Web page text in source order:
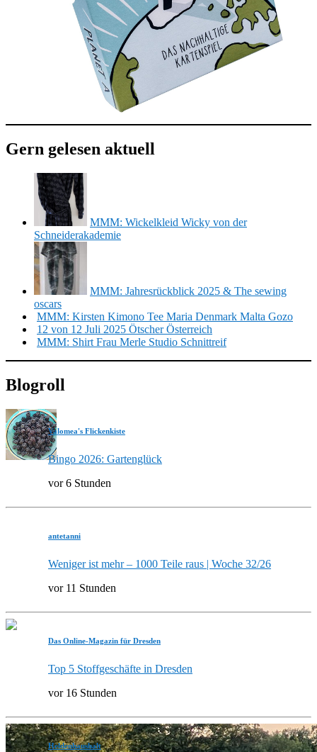
Gern gelesen aktuell
MMM: Wickelkleid Wicky von der
Schneiderakademie
MMM: Jahresrückblick 2025 & The sewing
oscars
MMM: Kirsten Kimono Tee Maria Denmark Malta Gozo
12 von 12 Juli 2025 Ötscher Österreich
MMM: Shirt Frau Merle Studio Schnittreif
Blogroll
Valomea's Flickenkiste
Bingo 2026: Gartenglück
vor 6 Stunden
antetanni
Weniger ist mehr – 1000 Teile raus | Woche 32/26
vor 11 Stunden
Das Online-Magazin für Dresden
Top 5 Stoffgeschäfte in Dresden
vor 16 Stunden
Heldenhaushalt